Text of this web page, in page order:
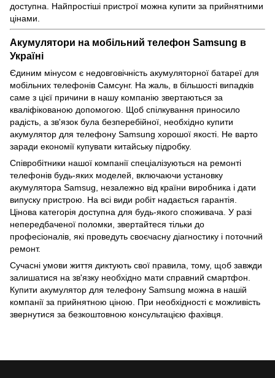
доступна. Найпростіші пристрої можна купити за прийнятними
цінами.
Акумулятори на мобільний телефон Samsung в
Україні
Єдиним мінусом є недовговічність акумуляторної батареї для
мобільних телефонів Самсунг. На жаль, в більшості випадків
саме з цієї причини в нашу компанію звертаються за
кваліфікованою допомогою. Щоб спілкування приносило
радість, а зв'язок була безперебійної, необхідно купити
акумулятор для телефону Samsung хорошої якості. Не варто
заради економії купувати китайську підробку.
Співробітники нашої компанії спеціалізуються на ремонті
телефонів будь-яких моделей, включаючи установку
акумулятора Samsug, незалежно від країни виробника і дати
випуску пристрою. На всі види робіт надається гарантія.
Цінова категорія доступна для будь-якого споживача. У разі
непередбаченої поломки, звертайтеся тільки до
професіоналів, які проведуть своєчасну діагностику і поточний
ремонт.
Сучасні умови життя диктують свої правила, тому, щоб завжди
залишатися на зв'язку необхідно мати справний смартфон.
Купити акумулятор для телефону Samsung можна в нашій
компанії за прийнятною ціною. При необхідності є можливість
звернутися за безкоштовною консультацією фахівця.